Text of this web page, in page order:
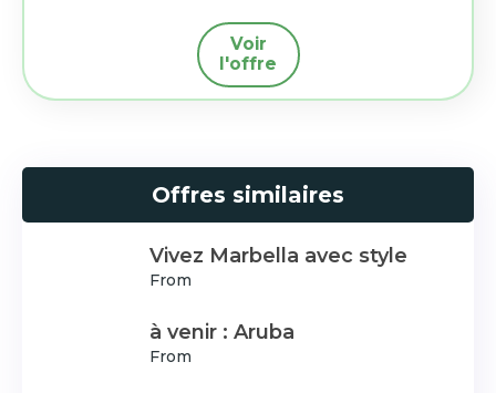
Voir
l'offre
Offres similaires
Vivez Marbella avec style
From
à venir : Aruba
From